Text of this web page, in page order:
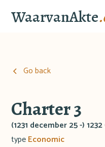
WaarvanAkte
Go back
Charter 3
(1231 december 25 -)
typeEconomic